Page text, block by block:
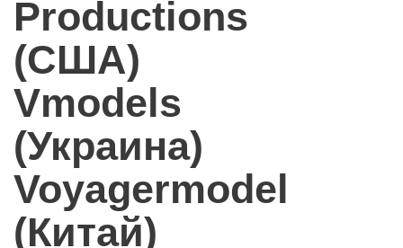
Productions
(США)
Vmodels
(Украина)
Voyagermodel
(Китай)